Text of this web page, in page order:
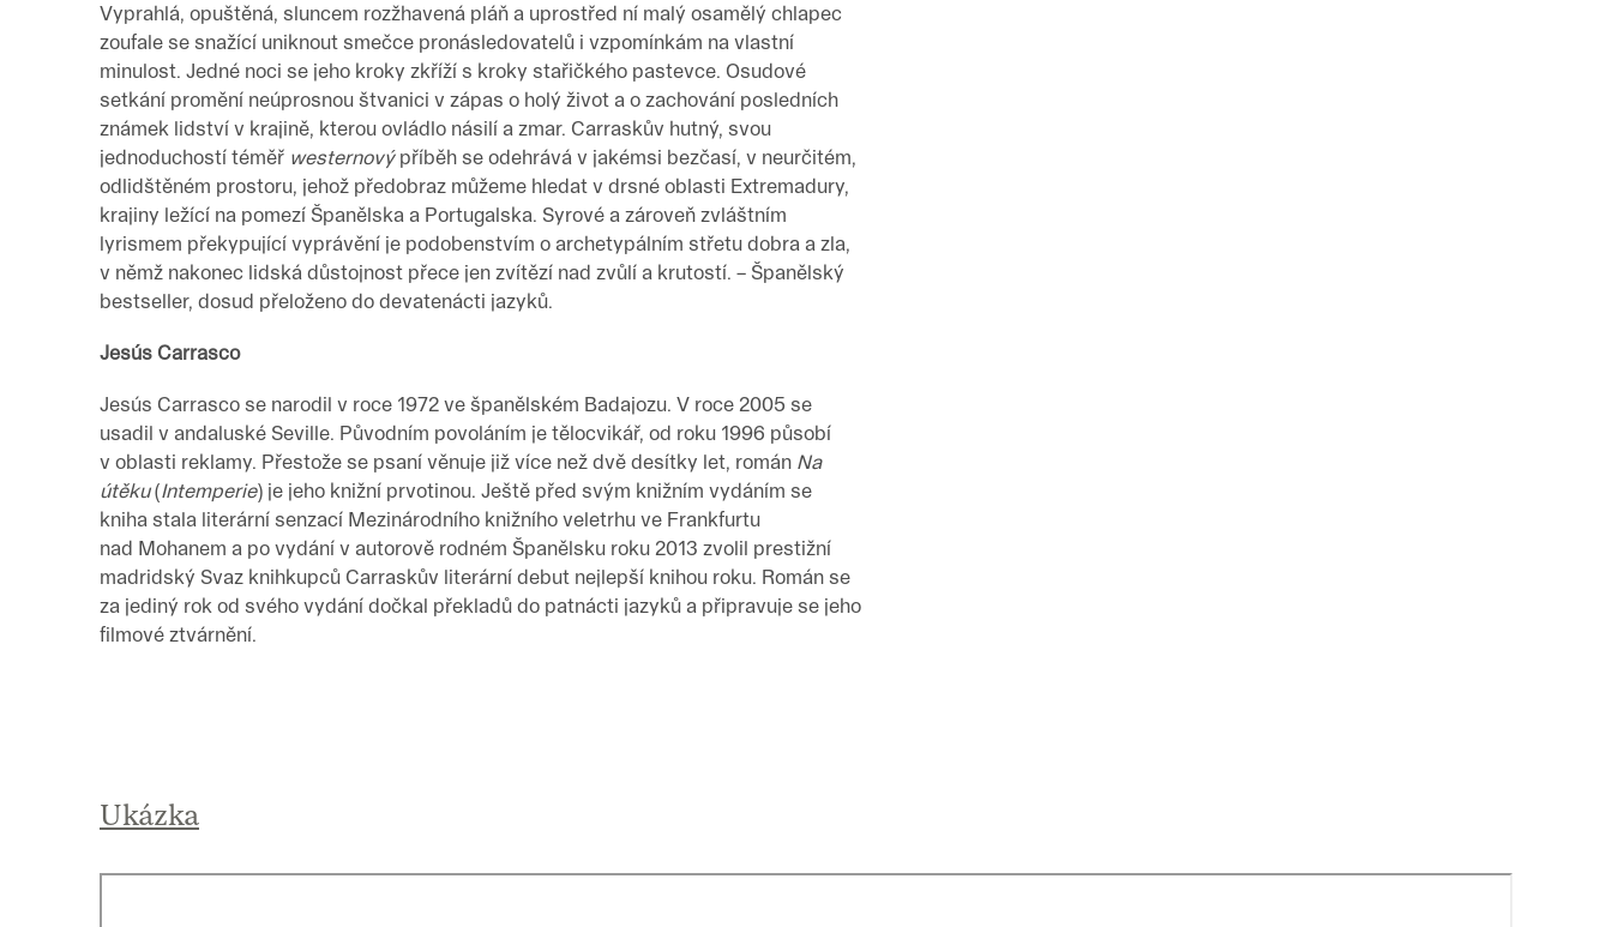
Vyprahlá, opuštěná, sluncem rozžhavená pláň a uprostřed ní malý osamělý chlapec
zoufale se snažící uniknout smečce pronásledovatelů i vzpomínkám na vlastní
minulost. Jedné noci se jeho kroky zkříží s kroky stařičkého pastevce. Osudové
setkání promění neúprosnou štvanici v zápas o holý život a o zachování posledních
známek lidství v krajině, kterou ovládlo násilí a zmar. Carraskův hutný, svou
jednoduchostí téměř westernovýpříběh se odehrává v jakémsi bezčasí, v neurčitém,
odlidštěném prostoru, jehož předobraz můžeme hledat v drsné oblasti Extremadury,
krajiny ležící na pomezí Španělska a Portugalska. Syrové a zároveň zvláštním
lyrismem překypující vyprávění je podobenstvím o archetypálním střetu dobra a zla,
v němž nakonec lidská důstojnost přece jen zvítězí nad zvůlí a krutostí. – Španělský
bestseller, dosud přeloženo do devatenácti jazyků.
Jesús Carrasco
Jesús Carrasco se narodil v roce 1972 ve španělském Badajozu. V roce 2005 se
usadil v andaluské Seville. Původním povoláním je tělocvikář, od roku 1996 působí
v oblasti reklamy. Přestože se psaní věnuje již více než dvě desítky let, román Na
útěku(Intemperie) je jeho knižní prvotinou. Ještě před svým knižním vydáním se
kniha stala literární senzací Mezinárodního knižního veletrhu ve Frankfurtu
nad Mohanem a po vydání v autorově rodném Španělsku roku 2013 zvolil prestižní
madridský Svaz knihkupců Carraskův literární debut nejlepší knihou roku. Román se
za jediný rok od svého vydání dočkal překladů do patnácti jazyků a připravuje se jeho
filmové ztvárnění.
Ukázka